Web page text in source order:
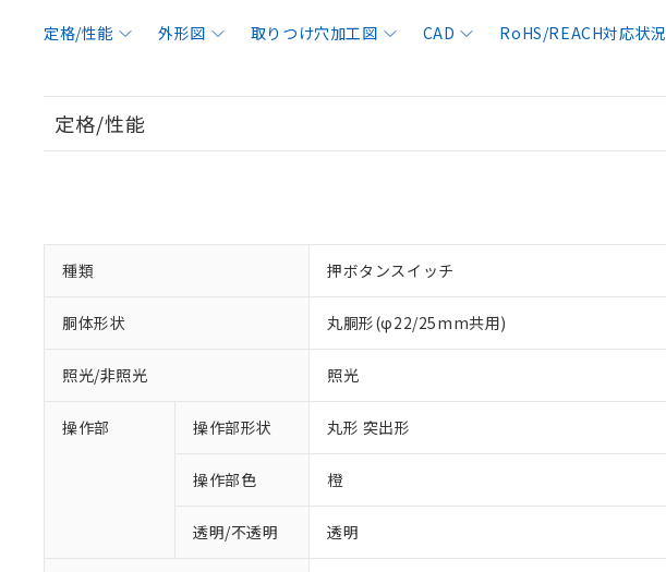
定格/性能 外形図 取りつけ穴加工図 CAD RoHS/REACH対応状況
定格/性能
種類 押ボタンスイッチ
胴体形状 丸胴形(φ22/25mm共用)
照光/非照光 照光
操作部 操作部形状 丸形 突出形
操作部色 橙
透明/不透明 透明